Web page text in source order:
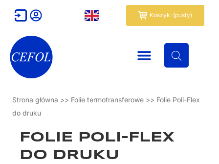
Koszyk: (pusty)
Wózek
Strona główna >> Folie termotransferowe >> Folie Poli-Flex
do druku
FOLIE POLI-FLEX
DO DRUKU